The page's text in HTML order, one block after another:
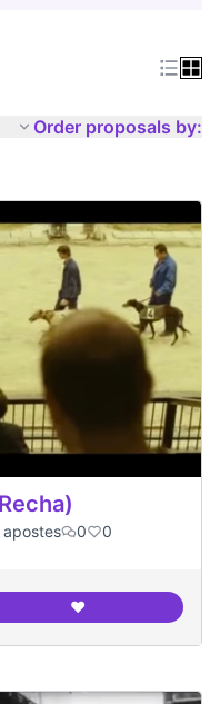
Order proposals by:
0 0
❤️Petit Indi (2009,